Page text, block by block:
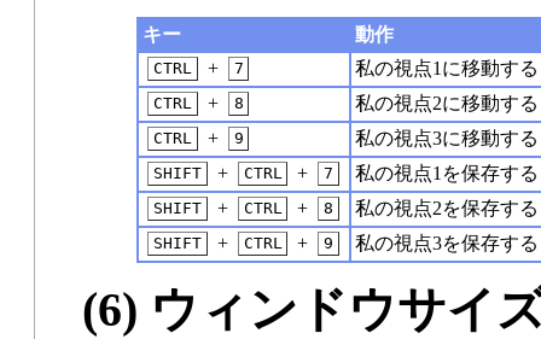
キー 動作
CTRL + 7 私の視点1に移動する
CTRL + 8 私の視点2に移動する
CTRL + 9 私の視点3に移動する
SHIFT + CTRL + 7 私の視点1を保存する
SHIFT + CTRL + 8 私の視点2を保存する
SHIFT + CTRL + 9 私の視点3を保存する
(6) ウィンドウサイ